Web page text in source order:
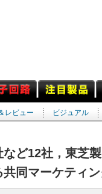
レビュー ビジュアル
ど12社，東芝
同マーケティ